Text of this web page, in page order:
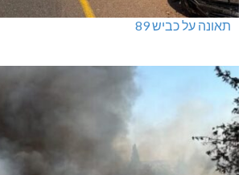
תאונה על כביש 89